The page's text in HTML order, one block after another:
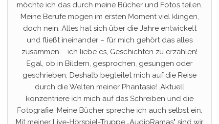
möchte ich das durch meine Bücher und Fotos teilen.
Meine Berufe mögen im ersten Moment viel klingen,
doch nein. Alles hat sich über die Jahre entwickelt
und fließt ineinander – für mich gehört das alles
zusammen – ich liebe es, Geschichten zu erzählen!
Egal, ob in Bildern, gesprochen, gesungen oder
geschrieben. Deshalb begleitet mich auf die Reise
durch die Welten meiner Phantasie! .Aktuell
konzentriere ich mich auf das Schreiben und die
Fotografie. Meine Bücher spreche ich auch selbst ein.
Mit meiner Live-Hörspiel-Truppe „AudioRamas" sind wir